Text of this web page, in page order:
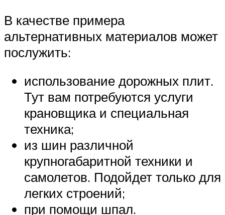
В качестве примера
альтернативных материалов может
послужить:
использование дорожных плит.
Тут вам потребуются услуги
крановщика и специальная
техника;
из шин различной
крупногабаритной техники и
самолетов. Подойдет только для
легких строений;
при помощи шпал.